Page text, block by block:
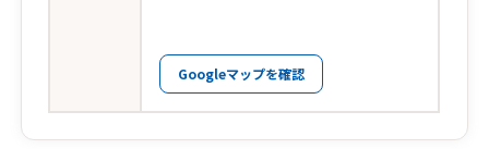
Googleマップを確認